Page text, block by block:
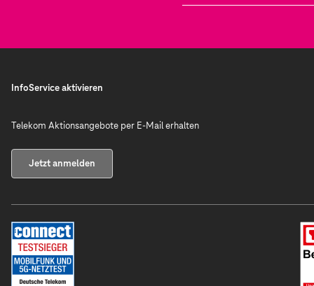
InfoService aktivieren
Telekom Aktionsangebote per E-Mail erhalten
Jetzt anmelden